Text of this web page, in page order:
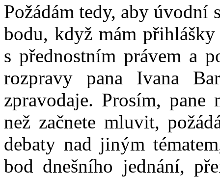
Požádám tedy, aby úvodní
bodu, když mám
s přednostním právem a
rozpravy pana Ivana
zpravodaje. Prosím, pane
než začnete mluvit,
debaty nad jiným
bod dnešního jednání,